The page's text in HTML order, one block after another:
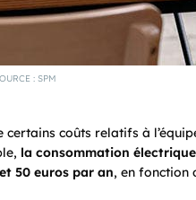
: SPM
coûts relatifs à
la consommation
50 euros par an, en fonction